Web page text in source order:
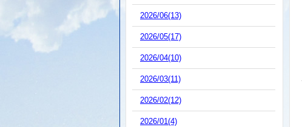
2026/06(13)
2026/05(17)
2026/04(10)
2026/03(11)
2026/02(12)
2026/01(4)